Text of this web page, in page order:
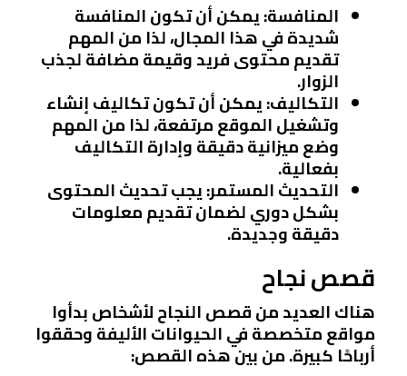
المنافسة: يمكن أن تكون المنافسة
شديدة في هذا المجال، لذا من المهم
تقديم محتوى فريد وقيمة مضافة لجذب
الزوار.
التكاليف: يمكن أن تكون تكاليف إنشاء
وتشغيل الموقع مرتفعة، لذا من المهم
وضع ميزانية دقيقة وإدارة التكاليف
بفعالية.
التحديث المستمر: يجب تحديث المحتوى
بشكل دوري لضمان تقديم معلومات
دقيقة وجديدة.
قصص نجاح
هناك العديد من قصص النجاح لأشخاص بدأوا
مواقع متخصصة في الحيوانات الأليفة وحققوا
أرباحًا كبيرة. من بين هذه القصص: